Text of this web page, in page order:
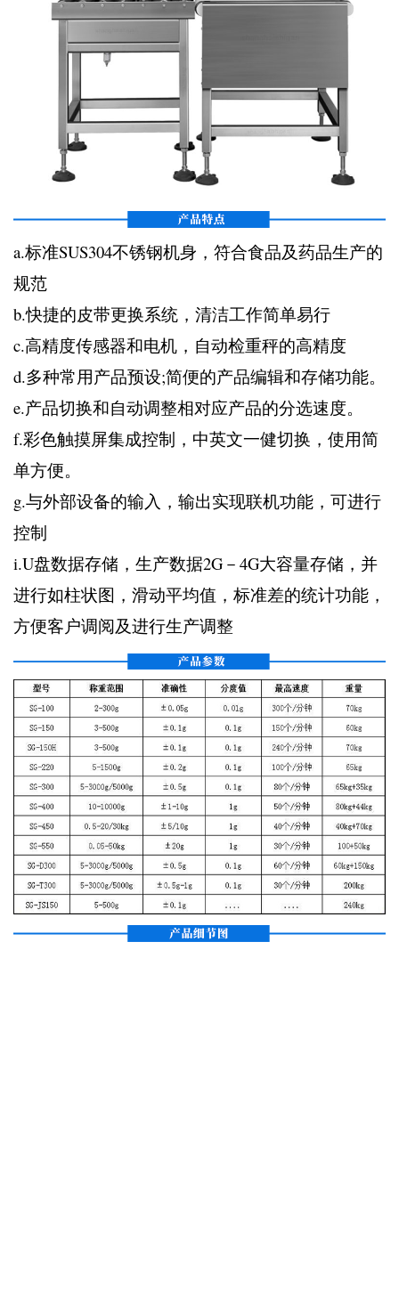
a.标准SUS304不锈钢机身，符合食品及药品生产的
规范
b.快捷的皮带更换系统，清洁工作简单易行
c.高精度传感器和电机，自动检重秤的高精度
d.多种常用产品预设;简便的产品编辑和存储功能。
e.产品切换和自动调整相对应产品的分选速度。
f.彩色触摸屏集成控制，中英文一健切换，使用简
单方便。
g.与外部设备的输入，输出实现联机功能，可进行
控制
i.U盘数据存储，生产数据2G－4G大容量存储，并
进行如柱状图，滑动平均值，标准差的统计功能，
方便客户调阅及进行生产调整